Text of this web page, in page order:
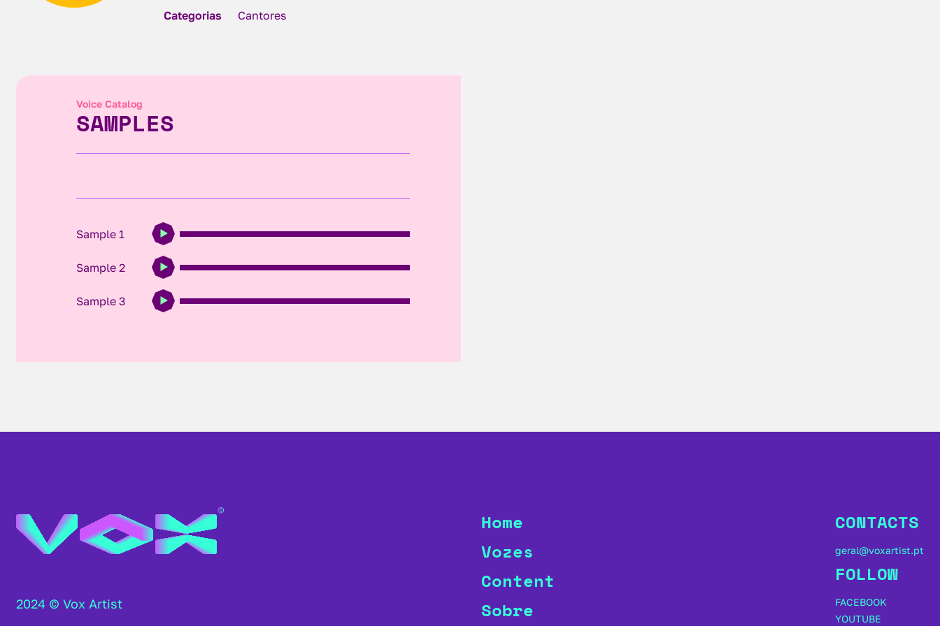
Categorias Cantores
Voice Catalog
SAMPLES
Sample 1
Sample 2
Sample 3
2024 © Vox Artist
Home
Vozes
Content
Sobre
CONTACTS
geral@voxartist.pt
FOLLOW
FACEBOOK
YOUTUBE